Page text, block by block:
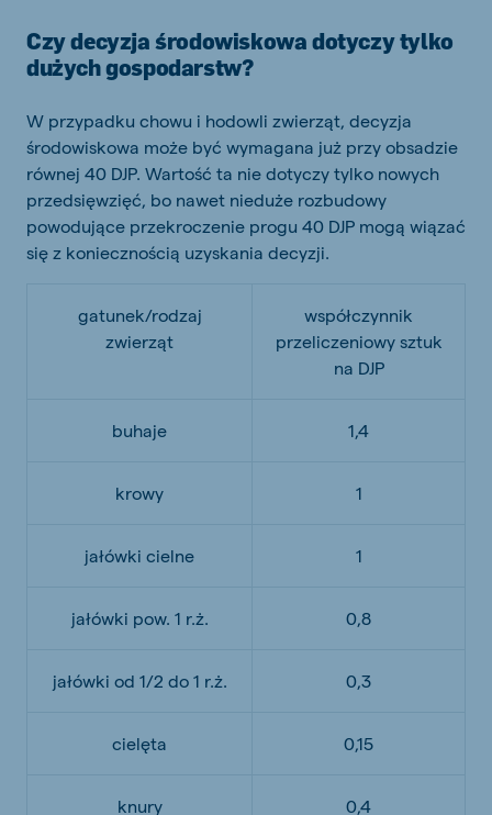
Czy decyzja środowiskowa dotyczy tylko
dużych gospodarstw?
W przypadku chowu i hodowli zwierząt, decyzja
środowiskowa może być wymagana już przy obsadzie
równej 40 DJP. Wartość ta nie dotyczy tylko nowych
przedsięwzięć, bo nawet nieduże rozbudowy
powodujące przekroczenie progu 40 DJP mogą wiązać
się z koniecznością uzyskania decyzji.
gatunek/rodzaj
zwierząt
współczynnik
przeliczeniowy sztuk
na DJP
buhaje 1,4
krowy 1
jałówki cielne 1
jałówki pow. 1 r.ż. 0,8
jałówki od 1/2 do 1 r.ż. 0,3
cielęta 0,15
knury 0,4